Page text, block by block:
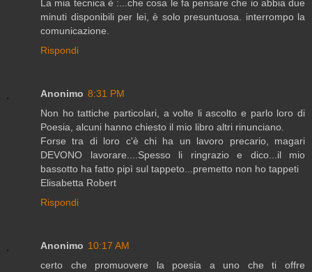
La mia tecnica è :...che cosa le fa pensare che io abbia due
minuti disponibili per lei, è solo presuntuosa. interrompo la
comunicazione.
Rispondi
Anonimo 8:31 PM
Non ho tattiche particolari, a volte li ascolto e parlo loro di
Poesia, alcuni hanno chiesto il mio libro altri rinunciano.
Forse tra di loro c'è chi ha un lavoro precario, magari
DEVONO lavorare....Spesso li ringrazio e dico...il mio
bassotto ha fatto pipì sul tappeto...premetto non ho tappeti
Elisabetta Robert
Rispondi
Anonimo 10:17 AM
certo che promuovere la poesia a uno che ti offre